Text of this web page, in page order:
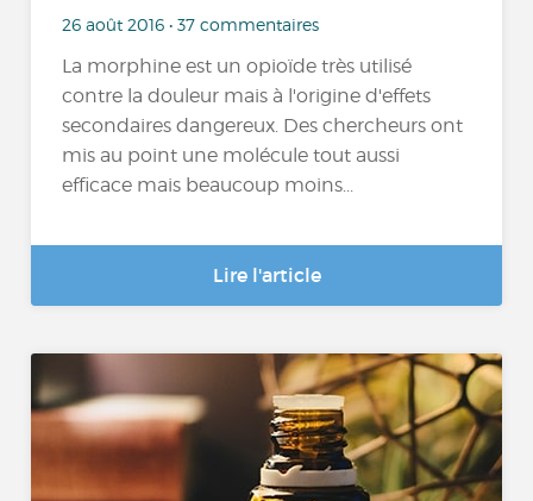
26 août 2016 • 37 commentaires
La morphine est un opioïde très utilisé
contre la douleur mais à l'origine d'effets
secondaires dangereux. Des chercheurs ont
mis au point une molécule tout aussi
efficace mais beaucoup moins...
Lire l'article